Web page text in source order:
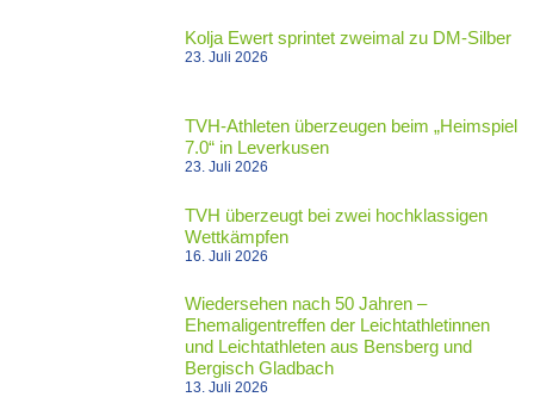
Kolja Ewert sprintet zweimal zu DM-Silber
23. Juli 2026
TVH-Athleten überzeugen beim „Heimspiel
7.0“ in Leverkusen
23. Juli 2026
TVH überzeugt bei zwei hochklassigen
Wettkämpfen
16. Juli 2026
Wiedersehen nach 50 Jahren –
Ehemaligentreffen der Leichtathletinnen
und Leichtathleten aus Bensberg und
Bergisch Gladbach
13. Juli 2026